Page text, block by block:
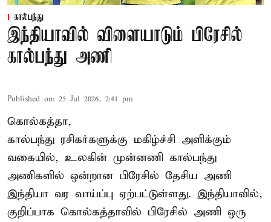
கால்பந்து
இந்தியாவில் விளையாடும் பிரேசில்
கால்பந்து அணி
Published on: 25 Jul 2026, 2:41 pm
கொல்கத்தா,
கால்பந்து ரசிகர்களுக்கு மகிழ்ச்சி அளிக்கும்
வகையில், உலகின் முன்னணி கால்பந்து
அணிகளில் ஒன்றான பிரேசில் தேசிய அணி
இந்தியா வர வாய்ப்பு ஏற்பட்டுள்ளது. இந்தியாவில்,
குறிப்பாக கொல்கத்தாவில் பிரேசில் அணி ஒரு